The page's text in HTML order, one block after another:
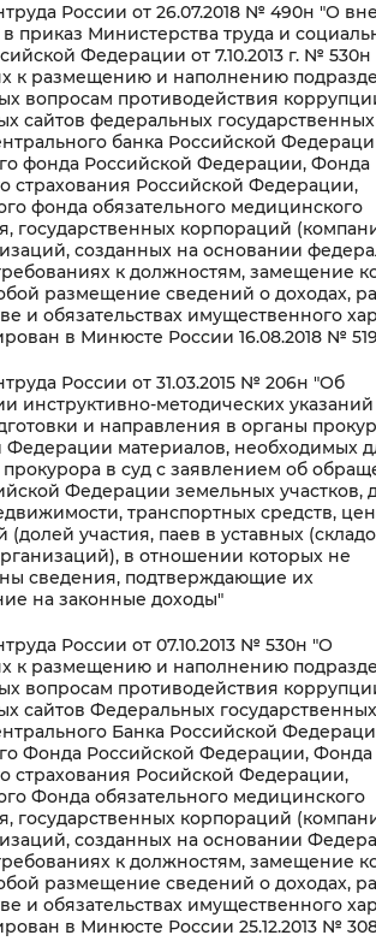
Увеличенный
Цвет сайта
Инверсивный
Синий фон
Изображения
Включены Выключены
Остановить
Вернуть стандартные настройки
России от 26.07.2018 № 490н "О
приказ Министерства труда и
Федерации от 7.10.2013 г. №
к размещению и наполнению
вопросам противодействия
сайтов федеральных государственных
банка Российской
фонда Российской Федерации, Фонда
страхования Российской Федерации,
фонда обязательного медицинского
государственных корпораций
созданных на основании
к должностям, замещение
размещение сведений о доходах,
и обязательствах имущественного
в Минюсте России 16.08.2018 №
России от 31.03.2015 № 206н "Об
инструктивно-методических
и направления в органы
Федерации материалов, необходимых
в суд с заявлением об
Федерации земельных участков,
транспортных средств,
(долей участия, паев в уставных
в отношении которых не
сведения, подтверждающие их
на законные доходы"
России от 07.10.2013 № 530н "О
к размещению и наполнению
вопросам противодействия
сайтов Федеральных государственных
Банка Российской
Фонда Российской Федерации, Фонда
страхования Росийской Федерации,
Фонда обязательного медицинского
государственных корпораций
созданных на основании
к должностям, замещение
размещение сведений о доходах,
и обязательствах имущественного
в Минюсте России 25.12.2013 №